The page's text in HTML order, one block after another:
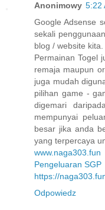
Anonimowy 5:22
Google Adsense
sekali
blog / website kita.
Permainan Togel
remaja maupun
juga mudah
pilihan game -
digemari
mempunyai
besar jika anda
yang terpercaya
www.naga303.fun
Pengeluaran SGP
https://
Odpowiedz